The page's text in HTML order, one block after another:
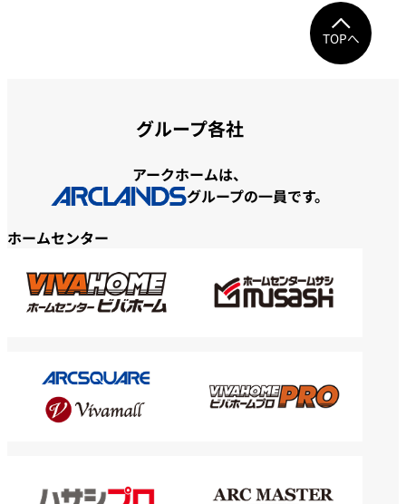
TOPへ
グループ各社
アークホームは、
グループの一員です。
ホームセンター